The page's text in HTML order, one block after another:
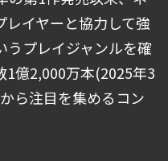
レイヤーと協力して強
うプレイジャンルを確
1億2,000万本(2025年3
ら注目を集めるコン